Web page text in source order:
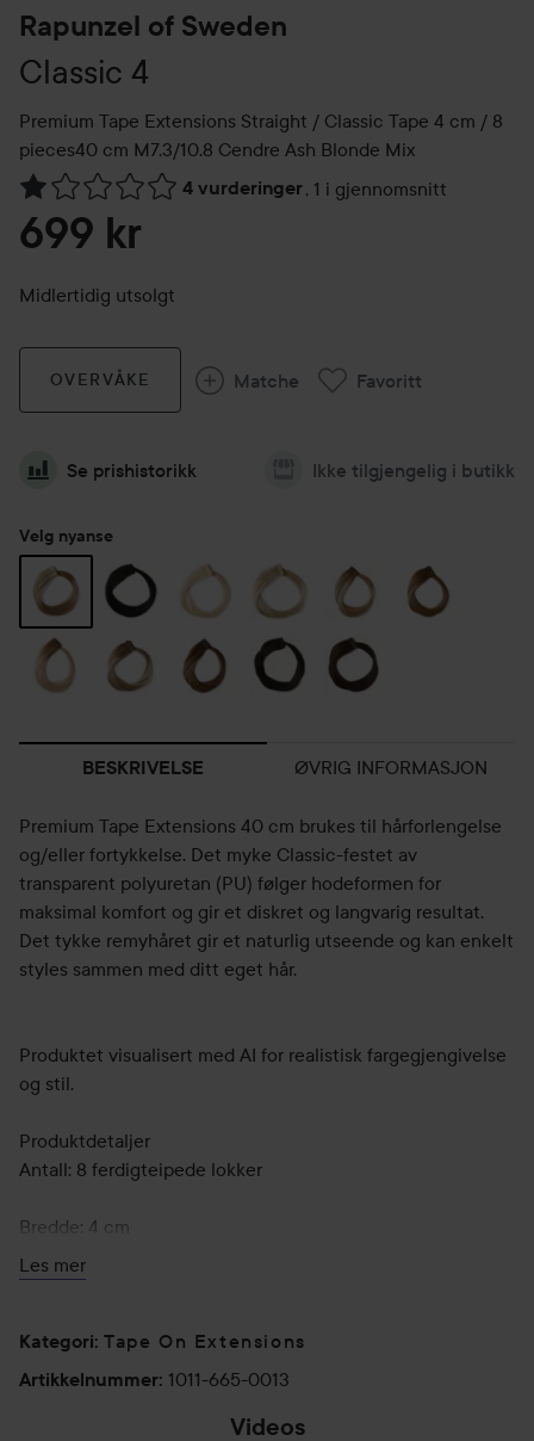
Rapunzel of Sweden
Classic 4
Premium Tape Extensions Straight / Classic Tape 4 cm / 8
pieces40 cm M7.3/10.8 Cendre Ash Blonde Mix
4 vurderinger, 1 i gjennomsnitt
Gå til Vurderinger & anmeldelser
699 kr
Midlertidig utsolgt
OVERVÅKE Matche Favoritt
Se prishistorikk Ikke tilgjengelig i butikk
Velg nyanse
BESKRIVELSE ØVRIG INFORMASJON
Premium Tape Extensions 40 cm brukes til hårforlengelse
og/eller fortykkelse. Det myke Classic-festet av
transparent polyuretan (PU) følger hodeformen for
maksimal komfort og gir et diskret og langvarig resultat.
Det tykke remyhåret gir et naturlig utseende og kan enkelt
styles sammen med ditt eget hår.
Produktet visualisert med AI for realistisk fargegjengivelse
og stil.
Produktdetaljer
Antall: 8 ferdigteipede lokker
Bredde: 4 cm
Festehøyde: 1 cm
Vekt: 18 gram hår fordelt på åtte ferdigteipede biter
1–4 pakker Classic Tape 4 cm for lett fortykkelse
Les mer
Kategori: Tape On Extensions
Artikkelnummer: 1011-665-0013
Videos